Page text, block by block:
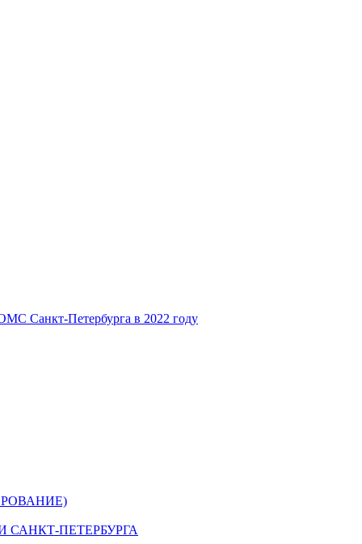
Санкт-Петербурга в 2022 году
ПЕТЕРБУРГА